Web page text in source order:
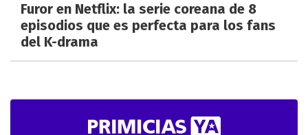
Furor en Netflix: la serie coreana de 8
episodios que es perfecta para los fans
del K-drama